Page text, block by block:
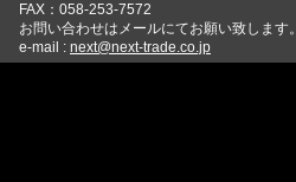
FAX：058-253-7572
お問い合わせはメールにてお願い致します。
e-mail : next@next-trade.co.jp